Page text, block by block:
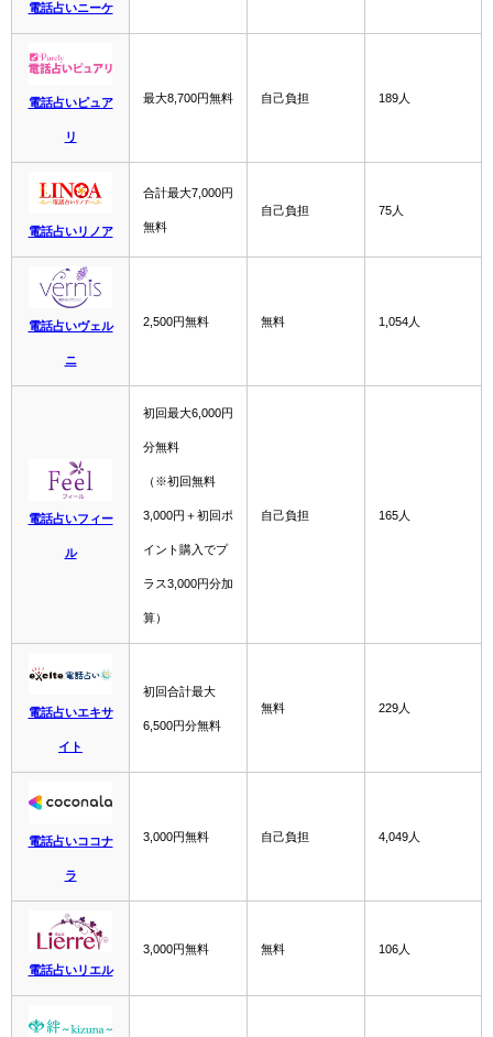
電話占いニーケ
電話占いピュア
リ
最大8,700円無料 自己負担 189人
電話占いリノア
合計最大7,000円
無料
自己負担 75人
電話占いヴェル
ニ
2,500円無料 無料 1,054人
電話占いフィー
ル
初回最大6,000円
分無料
（※初回無料
3,000円＋初回ポ
イント購入でプ
ラス3,000円分加
算）
自己負担 165人
電話占いエキサ
イト
初回合計最大
6,500円分無料
無料 229人
電話占いココナ
ラ
3,000円無料 自己負担 4,049人
電話占いリエル
3,000円無料 無料 106人